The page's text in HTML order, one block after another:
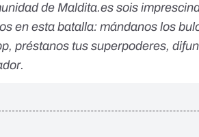
de Maldita.es sois
en esta batalla: mándanos los
, préstanos tus superpoderes,